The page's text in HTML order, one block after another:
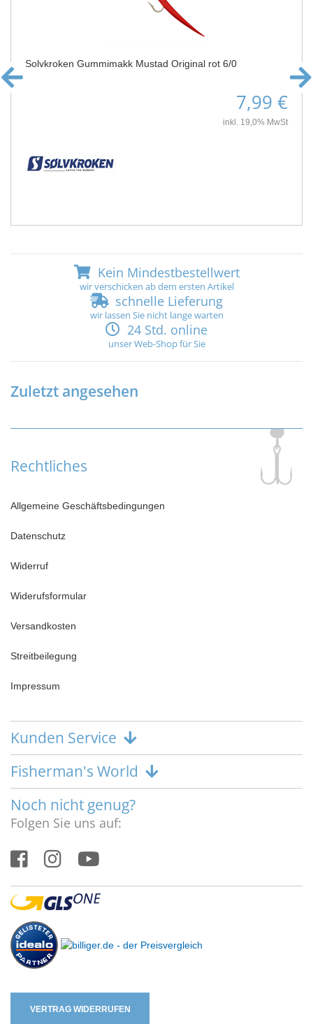
Solvkroken Gummimakk Mustad Original rot 6/0
7,99 €
inkl. 19,0% MwSt
Kein Mindestbestellwert
wir verschicken ab dem ersten Artikel
schnelle Lieferung
wir lassen Sie nicht lange warten
24 Std. online
unser Web-Shop für Sie
Zuletzt angesehen
Rechtliches
Allgemeine Geschäftsbedingungen
Datenschutz
Widerruf
Widerufsformular
Versandkosten
Streitbeilegung
Impressum
Kunden Service
Fisherman's World
Noch nicht genug?
Folgen Sie uns auf:
VERTRAG WIDERRUFEN